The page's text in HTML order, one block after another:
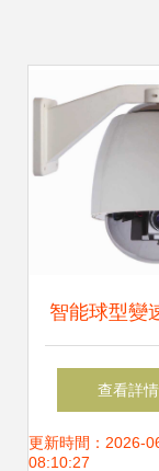
智能球型變
在監控與控
中的應用與
查看詳情
更新時間：2026-
08:10:27